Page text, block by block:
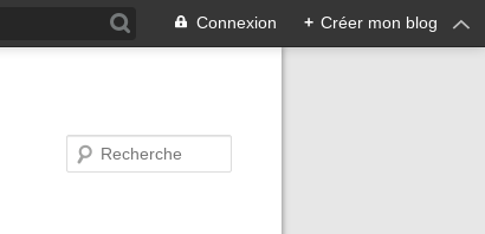
Connexion + Créer mon blog